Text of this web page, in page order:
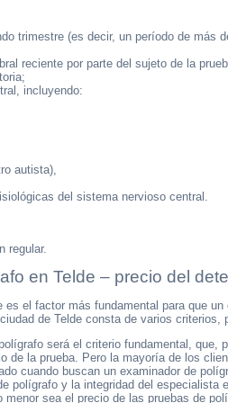
trimestre (es decir, un período de más
reciente por parte del sujeto de la
incluyendo:
autista),
del sistema nervioso central.
regular.
en Telde – precio del
es el factor más fundamental para que
de Telde consta de varios criterios,
será el criterio fundamental, que,
de la prueba. Pero la mayoría de los
cuando buscan un examinador de
polígrafo y la integridad del especialista
sea el precio de las pruebas de